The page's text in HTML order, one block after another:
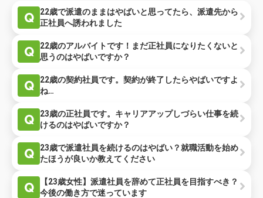
Q
22歳で派遣のままはやばいと思ってたら、派遣先から
正社員へ誘われました
Q
22歳のアルバイトです！まだ正社員になりたくないと
思うのはやばいですか？
Q
22歳の契約社員です。契約が終了したらやばいですよ
ね…
Q
23歳の正社員です。キャリアアップしづらい仕事を続
けるのはやばいですか？
Q
23歳で派遣社員を続けるのはやばい？就職活動を始め
たほうが良いか教えてください
Q
【23歳女性】派遣社員を辞めて正社員を目指すべき？
今後の働き方で迷っています